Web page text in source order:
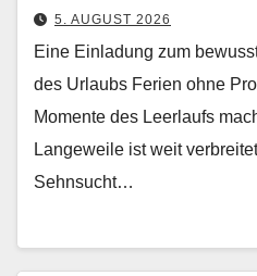
5. AUGUST 2026
Eine Einladung zum
des Urlaubs Ferien ohne
Momente des Leer­laufs
Langeweile ist weit
Sehn­sucht…